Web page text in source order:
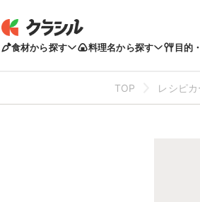
食材から探す 料理名から探す 目的
TOP レシピカ